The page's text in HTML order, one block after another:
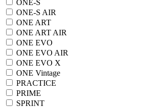
ONE-S
ONE-S AIR
ONE ART
ONE ART AIR
ONE EVO
ONE EVO AIR
ONE EVO X
ONE Vintage
PRACTICE
PRIME
SPRINT